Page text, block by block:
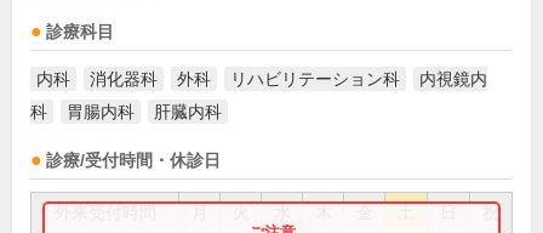
診療科目
内科 消化器科 外科 リハビリテーション科
内視鏡内
科
胃腸内科 肝臓内科
診療/受付時間・休診日
祝